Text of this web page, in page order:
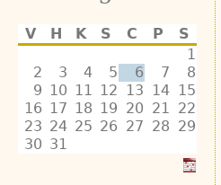
V H K S C P
S
1
2
3 4 5 6 7
8
9 10 11 12 13 14 15
16 17 18 19 20 21
22
23 24 25 26 27 28 29
30 31